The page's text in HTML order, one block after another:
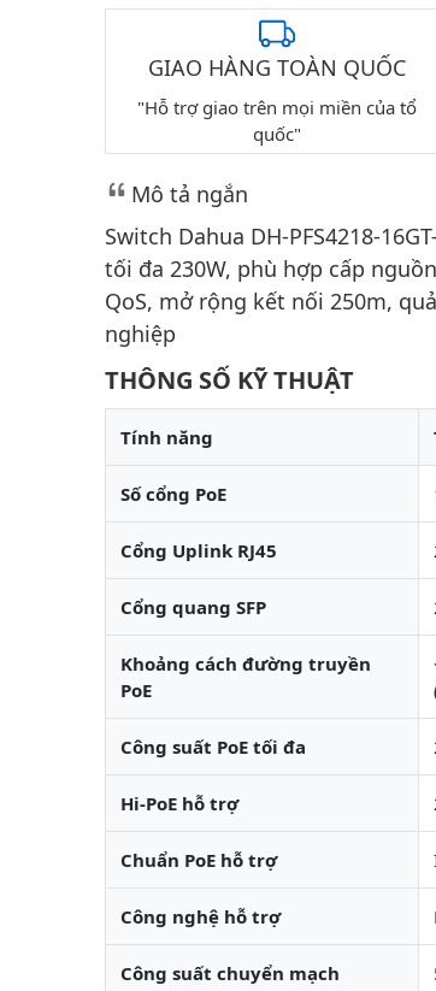
GIAO HÀNG TOÀN QUỐC
"Hỗ trợ giao trên mọi miền của tổ
quốc"
Mô tả ngắn
Switch Dahua DH-PFS4218-
tối đa 230W, phù hợp cấp
QoS, mở rộng kết nối 250m,
nghiệp
THÔNG SỐ KỸ THUẬT
Tính năng
Số cổng PoE
Cổng Uplink RJ45
Cổng quang SFP
Khoảng cách đường truyền
PoE
Công suất PoE tối đa
Hi-PoE hỗ trợ
Chuẩn PoE hỗ trợ
Công nghệ hỗ trợ
Công suất chuyển mạch